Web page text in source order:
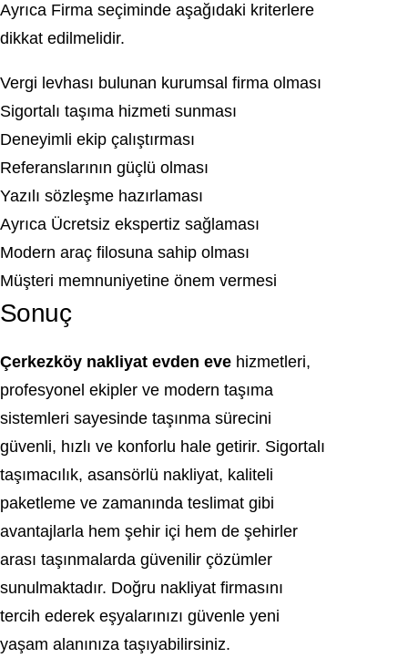
Ayrıca Firma seçiminde aşağıdaki kriterlere
dikkat edilmelidir.
Vergi levhası bulunan kurumsal firma olması
Sigortalı taşıma hizmeti sunması
Deneyimli ekip çalıştırması
Referanslarının güçlü olması
Yazılı sözleşme hazırlaması
Ayrıca Ücretsiz ekspertiz sağlaması
Modern araç filosuna sahip olması
Müşteri memnuniyetine önem vermesi
Sonuç
Çerkezköy nakliyat evden eve hizmetleri,
profesyonel ekipler ve modern taşıma
sistemleri sayesinde taşınma sürecini
güvenli, hızlı ve konforlu hale getirir. Sigortalı
taşımacılık, asansörlü nakliyat, kaliteli
paketleme ve zamanında teslimat gibi
avantajlarla hem şehir içi hem de şehirler
arası taşınmalarda güvenilir çözümler
sunulmaktadır. Doğru nakliyat firmasını
tercih ederek eşyalarınızı güvenle yeni
yaşam alanınıza taşıyabilirsiniz.